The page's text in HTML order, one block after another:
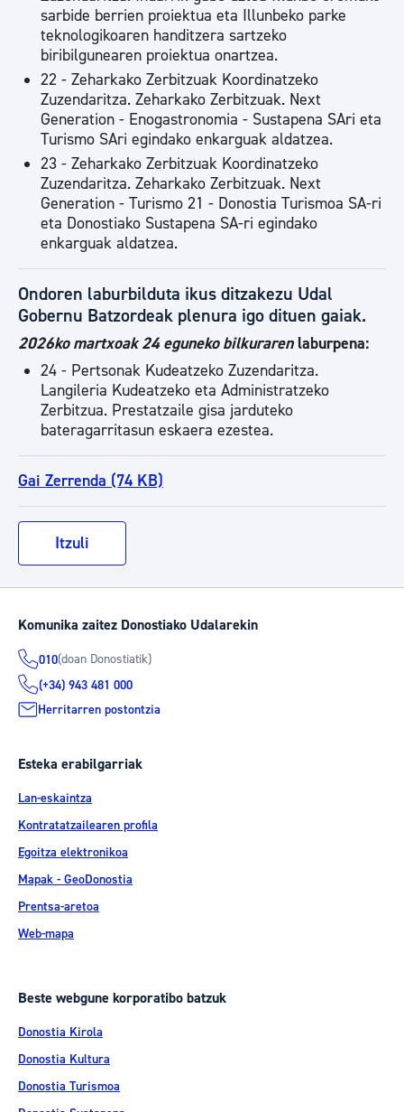
sarbide berrien proiektua eta Illunbeko parke
teknologikoaren handitzera sartzeko
biribilgunearen proiektua onartzea.
22 - Zeharkako Zerbitzuak Koordinatzeko
Zuzendaritza. Zeharkako Zerbitzuak. Next
Generation - Enogastronomia - Sustapena SAri eta
Turismo SAri egindako enkarguak aldatzea.
23 - Zeharkako Zerbitzuak Koordinatzeko
Zuzendaritza. Zeharkako Zerbitzuak. Next
Generation - Turismo 21 - Donostia Turismoa SA-ri
eta Donostiako Sustapena SA-ri egindako
enkarguak aldatzea.
Ondoren laburbilduta ikus ditzakezu Udal
Gobernu Batzordeak plenura igo dituen gaiak.
2026ko martxoak 24 eguneko bilkurarenlaburpena:
24 - Pertsonak Kudeatzeko Zuzendaritza.
Langileria Kudeatzeko eta Administratzeko
Zerbitzua. Prestatzaile gisa jarduteko
bateragarritasun eskaera ezestea.
Gai Zerrenda (74 KB)
Itzuli
Komunika zaitez Donostiako Udalarekin
010(doan Donostiatik)
(+34) 943 481 000
Herritarren postontzia
Esteka erabilgarriak
Lan-eskaintza
Kontratatzailearen profila
Egoitza elektronikoa
Mapak - GeoDonostia
Prentsa-aretoa
Web-mapa
Beste webgune korporatibo batzuk
Donostia Kirola
Donostia Kultura
Donostia Turismoa